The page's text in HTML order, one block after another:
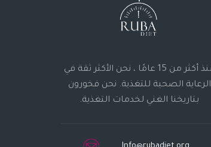
منذ أكثر من 15 عامًا ، نحن الأكثر ثقة في
الرعاية الصحية للتغذية. نحن فخورون
بتاريخنا الغني لخدمات التغذية.